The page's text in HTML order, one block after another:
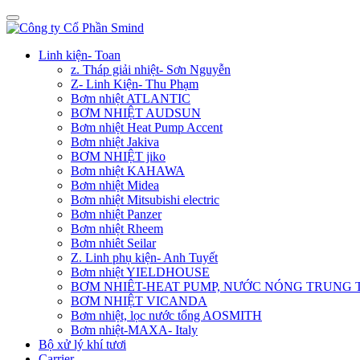
Linh kiện- Toan
z. Tháp giải nhiệt- Sơn Nguyễn
Z- Linh Kiện- Thu Phạm
Bơm nhiệt ATLANTIC
BƠM NHIỆT AUDSUN
Bơm nhiệt Heat Pump Accent
Bơm nhiệt Jakiva
BƠM NHIỆT jiko
Bơm nhiệt KAHAWA
Bơm nhiệt Midea
Bơm nhiệt Mitsubishi electric
Bơm nhiệt Panzer
Bơm nhiệt Rheem
Bơm nhiêt Seilar
Z. Linh phụ kiện- Anh Tuyết
Bơm nhiệt YIELDHOUSE
BƠM NHIÊT-HEAT PUMP, NƯỚC NÓNG TRUNG
BƠM NHIỆT VICANDA
Bơm nhiệt, lọc nước tổng AOSMITH
Bơm nhiệt-MAXA- Italy
Bộ xử lý khí tươi